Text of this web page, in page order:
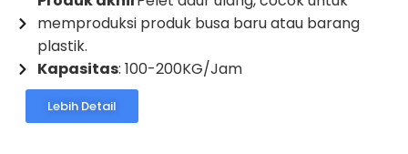
memproduksi produk busa baru atau barang
plastik.
Kapasitas: 100-200KG/Jam
Lebih Detail